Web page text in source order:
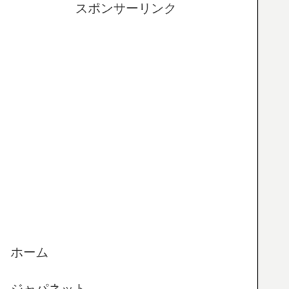
スポンサーリンク
ホーム